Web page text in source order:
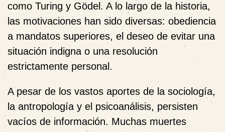
como Turing y Gödel. A lo largo de la historia,
las motivaciones han sido diversas: obediencia
a mandatos superiores, el deseo de evitar una
situación indigna o una resolución
estrictamente personal.
A pesar de los vastos aportes de la sociología,
la antropología y el psicoanálisis, persisten
vacíos de información. Muchas muertes